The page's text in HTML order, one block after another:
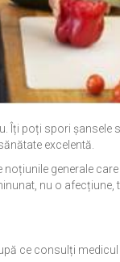
Îți poți spori șansele
excelentă.
generale
nu o afecțiune,
ce consulți medicul